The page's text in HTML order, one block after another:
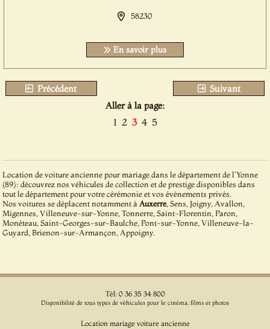
58230
En savoir plus
Précédent
Suivant
Aller à la page:
1 2 3 4 5
Location de voiture ancienne pour mariage dans le département de l'Yonne
(89): découvrez nos véhicules de collection et de prestige disponibles dans
tout le département pour votre cérémonie et vos événements privés.
Nos voitures se déplacent notamment à Auxerre, Sens, Joigny, Avallon,
Migennes, Villeneuve-sur-Yonne, Tonnerre, Saint-Florentin, Paron,
Monéteau, Saint-Georges-sur-Baulche, Pont-sur-Yonne, Villeneuve-la-
Guyard, Brienon-sur-Armançon, Appoigny.
Tél: 0 36 35 34 800
Disponibilité de tous types de véhicules pour le cinéma, films et photos
Location mariage voiture ancienne